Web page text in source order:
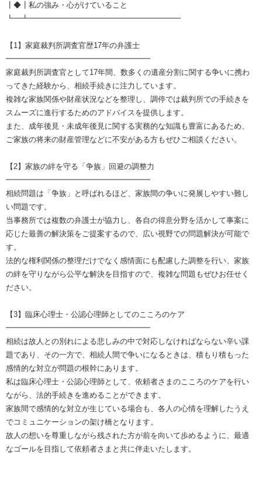
┃◆┃私の強み・心がけていること
┗━┻━━━━━━━━━━━━━━━━━━━━
【1】家庭裁判所調査官歴17年の弁護士
━━━━━━━━━━━━━━━━━━━
家庭裁判所調査官として17年間、数多くの遺産分割に関する争いに携わ
ってきた経験から、相続手続きに注力しています。
複雑な家族関係や財産状況などを整理し、調停では裁判所での手続きを
スムーズに進行するためのアドバイスを提供します。
また、成年後見・未成年後見に関する実務的な知識も豊富にあるため、
ご家族の将来の財産管理などに不安がある方もぜひご相談ください。
【2】家族の絆を守る「争族」回避の調整力
━━━━━━━━━━━━━━━━━━━
相続問題は「争族」と呼ばれるほど、家族間の争いに発展しやすい難し
い問題です。
当事務所では複数の弁護士が協力し、各自の得意分野を活かして事案に
応じた最善の解決策をご提案するので、広い視野での問題解決が可能で
す。
法的な権利関係の整理だけでなく感情面にも配慮した調整を行い、家族
の絆を守りながら公平な解決を目指すので、複雑な問題もぜひお任せく
ださい。
【3】臨床心理士・公認心理師としてのこころのケア
━━━━━━━━━━━━━━━━━━━
相続は故人との別れによる悲しみの中で対応しなければならない辛い課
題であり、その一方で、相続人間で争いになるときは、積もり積もった
感情的な対立が問題の根幹にあります。
私は臨床心理士・公認心理師として、依頼者さまのこころのケアを行い
ながら、法的手続きを進めることができます。
家族間で感情的な対立が生じている場合も、各人の心情を理解したうえ
でコミュニケーションの架け橋となります。
故人の想いを尊重しながら残された方が前を向いて歩めるように、最適
なゴールを目指して依頼者さまと共に伴走いたします。